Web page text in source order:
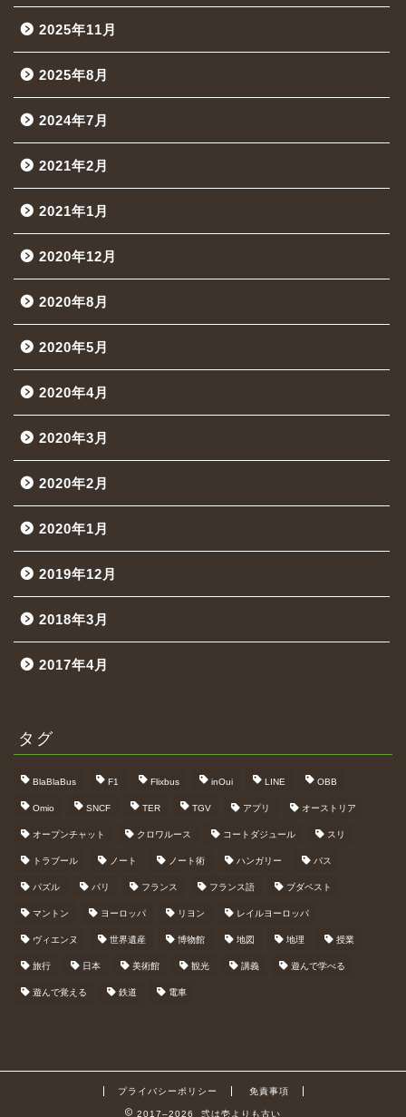
2025年11月
2025年8月
2024年7月
2021年2月
2021年1月
2020年12月
2020年8月
2020年5月
2020年4月
2020年3月
2020年2月
2020年1月
2019年12月
2018年3月
2017年4月
タグ
BlaBlaBus F1 Flixbus inOui LINE OBB
Omio SNCF TER TGV アプリ オーストリア
オープンチャット クロワルース コートダジュール スリ
トラブール ノート ノート術 ハンガリー バス
パズル パリ フランス フランス語 ブダペスト
マントン ヨーロッパ リヨン レイルヨーロッパ
ヴィエンヌ 世界遺産 博物館 地図 地理 授業
旅行 日本 美術館 観光 講義 遊んで学べる
遊んで覚える 鉄道 電車
プライバシーポリシー 免責事項
2017–2026 弐は壱よりも古い